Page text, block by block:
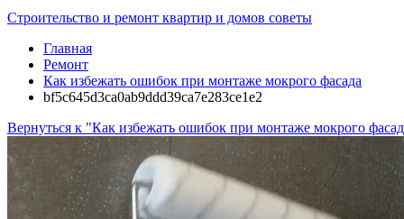
Строительство и ремонт квартир и домов советы
Главная
Ремонт
Как избежать ошибок при монтаже мокрого фасада
bf5c645d3ca0ab9ddd39ca7e283ce1e2
Вернуться к "Как избежать ошибок при монтаже мокрого